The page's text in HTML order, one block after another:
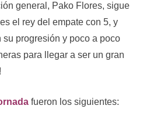
general, Pako Flores, sigue
el rey del empate con 5, y
progresión y poco a poco
para llegar a ser un gran
fueron los siguientes: